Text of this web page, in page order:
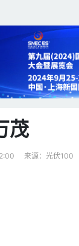
茂
来源：光伏100